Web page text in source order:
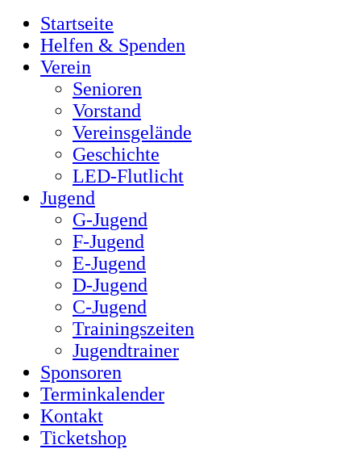
Startseite
Helfen & Spenden
Verein
Senioren
Vorstand
Vereinsgelände
Geschichte
LED-Flutlicht
Jugend
G-Jugend
F-Jugend
E-Jugend
D-Jugend
C-Jugend
Trainingszeiten
Jugendtrainer
Sponsoren
Terminkalender
Kontakt
Ticketshop